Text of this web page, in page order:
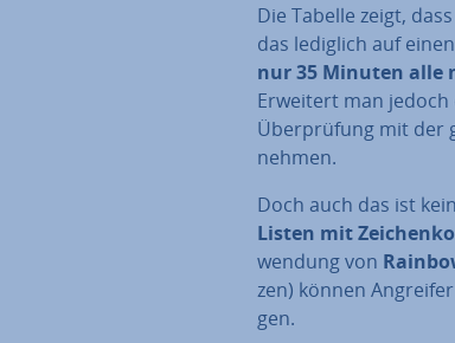
Die Tabelle zeigt,
das lediglich auf
nur 35 Minuten alle
Erweitert man jedoch
Über­prü­fung mit der
nehmen.
Doch auch das ist
Listen mit
wen­dung von
zen) können
gen.